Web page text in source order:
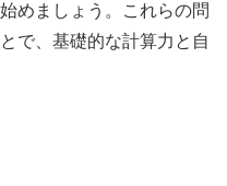
めましょう。これらの問
で、基礎的な計算力と自